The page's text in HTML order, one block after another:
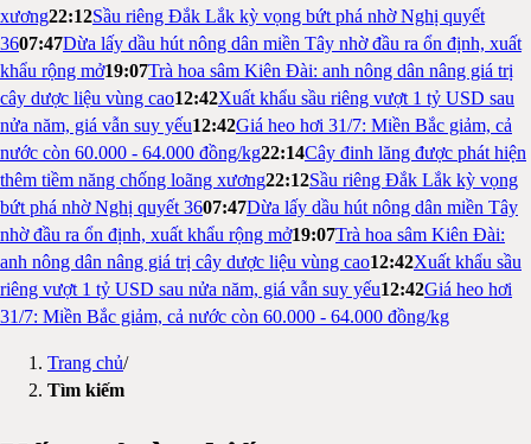
xương22:12Sầu riêng Đắk Lắk kỳ vọng bứt phá nhờ Nghị quyết
3607:47Dừa lấy dầu hút nông dân miền Tây nhờ đầu ra ổn định, xuất
khẩu rộng mở19:07Trà hoa sâm Kiên Đài: anh nông dân nâng giá trị
cây dược liệu vùng cao12:42Xuất khẩu sầu riêng vượt 1 tỷ USD sau
nửa năm, giá vẫn suy yếu12:42Giá heo hơi 31/7: Miền Bắc giảm, cả
nước còn 60.000 - 64.000 đồng/kg22:14Cây đinh lăng được phát hiện
thêm tiềm năng chống loãng xương22:12Sầu riêng Đắk Lắk kỳ vọng
bứt phá nhờ Nghị quyết 3607:47Dừa lấy dầu hút nông dân miền Tây
nhờ đầu ra ổn định, xuất khẩu rộng mở19:07Trà hoa sâm Kiên Đài:
anh nông dân nâng giá trị cây dược liệu vùng cao12:42Xuất khẩu sầu
riêng vượt 1 tỷ USD sau nửa năm, giá vẫn suy yếu12:42Giá heo hơi
31/7: Miền Bắc giảm, cả nước còn 60.000 - 64.000 đồng/kg
Trang chủ/
Tìm kiếm